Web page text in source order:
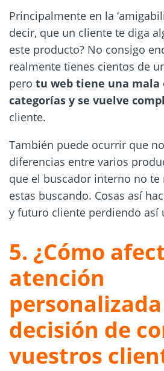
Principalmente en la
decir, que un cliente te diga
este producto? No consigo
realmente tienes cientos de
pero tu web tiene una mala
categorías y se vuelve
cliente.
También puede ocurrir que
diferencias entre varios
que el buscador interno no
estas buscando. Cosas así
y futuro cliente perdiendo así
5. ¿Cómo
atención
decisión de
vuestros